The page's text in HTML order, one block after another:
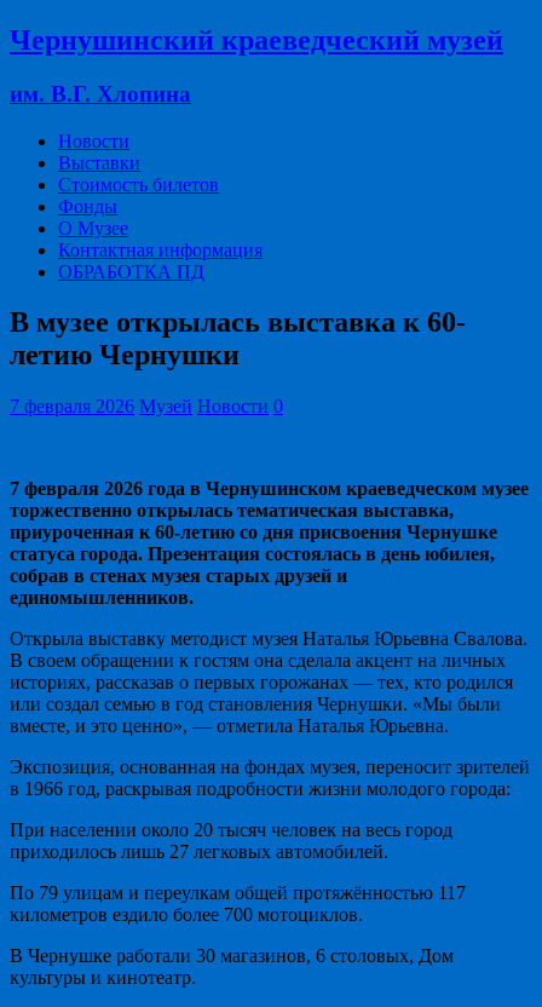
Чернушинский краеведческий музей
им. В.Г. Хлопина
Новости
Выставки
Стоимость билетов
Фонды
О Музее
Контактная информация
ОБРАБОТКА ПД
В музее открылась выставка к 60-
летию Чернушки
7 февраля 2026 Музей Новости 0
7 февраля 2026 года в Чернушинском краеведческом музее
торжественно открылась тематическая выставка,
приуроченная к 60-летию со дня присвоения Чернушке
статуса города. Презентация состоялась в день юбилея,
собрав в стенах музея старых друзей и
единомышленников.
Открыла выставку методист музея Наталья Юрьевна Свалова.
В своем обращении к гостям она сделала акцент на личных
историях, рассказав о первых горожанах — тех, кто родился
или создал семью в год становления Чернушки. «Мы были
вместе, и это ценно», — отметила Наталья Юрьевна.
Экспозиция, основанная на фондах музея, переносит зрителей
в 1966 год, раскрывая подробности жизни молодого города:
При населении около 20 тысяч человек на весь город
приходилось лишь 27 легковых автомобилей.
По 79 улицам и переулкам общей протяжённостью 117
километров ездило более 700 мотоциклов.
В Чернушке работали 30 магазинов, 6 столовых, Дом
культуры и кинотеатр.